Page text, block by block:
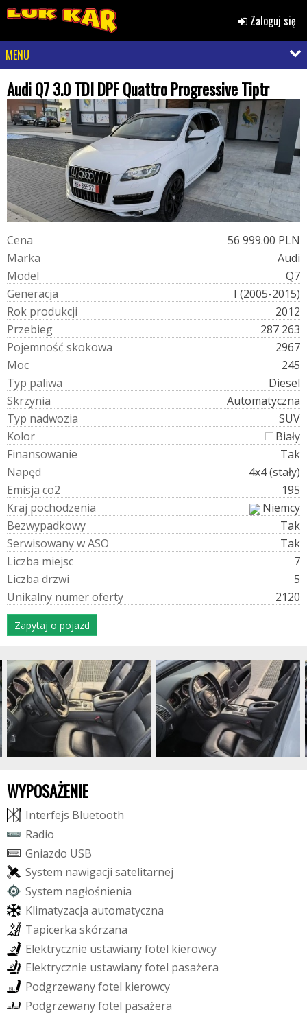
Zaloguj się
MENU
Audi Q7 3.0 TDI DPF Quattro Progressive Tiptr
Cena
56 999.00 PLN
Marka
Audi
Model
Q7
Generacja
I (2005-2015)
Rok produkcji
2012
Przebieg
287 263
Pojemność skokowa
2967
Moc
245
Typ paliwa
Diesel
Skrzynia
Automatyczna
Typ nadwozia
SUV
Kolor
Biały
Finansowanie
Tak
Napęd
4x4 (stały)
Emisja co2
195
Kraj pochodzenia
Niemcy
Bezwypadkowy
Tak
SerwisowanywASO
Tak
Liczba miejsc
7
Liczba drzwi
5
Unikalny numeroferty 2120
Zapytaj o pojazd
WYPOSAŻENIE
Interfejs Bluetooth
Radio
Gniazdo USB
System nawigacji satelitarnej
System nagłośnienia
Klimatyzacja automatyczna
Tapicerka skórzana
Elektrycznie ustawianyfotel kierowcy
Elektrycznie ustawianyfotel pasażera
Podgrzewanyfotel kierowcy
Podgrzewanyfotel pasażera